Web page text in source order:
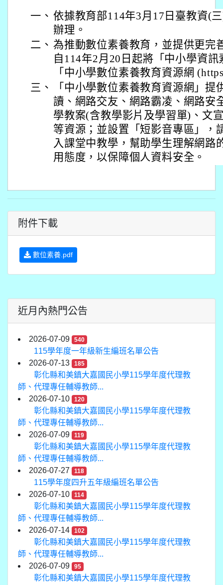
一、 依據教育部114年3月17日臺教資(
辦理。
二、 為推動數位素養教育，並提供更完
自114年2月20日起將「中小學資
「中小學數位素養教育資源網
三、
「中小學數位素養教育資源網」
讀、網路交友、網路霸凌、網路安
學教案(含教學影片及學習單)、文
等資源；並設置「短影音專區」，
入課堂中教學，幫助學生理解網路
用態度，以保障個人資料安全。
附件下載
數位素養.pdf
近月內熱門公告
2026-07-09 540
115學年度一年級新生編班名單公告
2026-07-13
185
彰化縣和美鎮大嘉國民小學115學年度代理教
師、代理專任輔導教師...
2026-07-10
120
彰化縣和美鎮大嘉國民小學115學年度代理教
師、代理專任輔導教師...
2026-07-09
119
彰化縣和美鎮大嘉國民小學115學年度代理教
師、代理專任輔導教師...
2026-07-27
118
115學年度四升五年級編班名單公告
2026-07-10
114
彰化縣和美鎮大嘉國民小學115學年度代理教
師、代理專任輔導教師...
2026-07-14
102
彰化縣和美鎮大嘉國民小學115學年度代理教
師、代理專任輔導教師...
2026-07-09
95
彰化縣和美鎮大嘉國民小學115學年度代理教